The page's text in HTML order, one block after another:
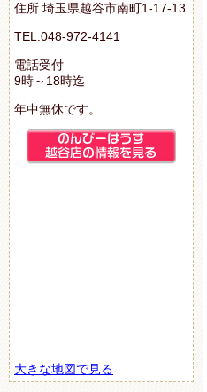
住所.埼玉県越谷市南町1-17-13
TEL.048-972-4141
電話受付
9時～18時迄
年中無休です。
大きな地図で見る